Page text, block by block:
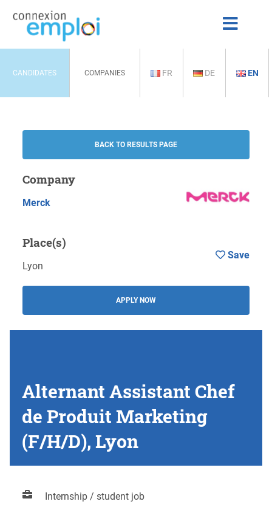
CANDIDATES COMPANIES FR DE EN
BACK TO RESULTS PAGE
Company
Merck
Place(s)
Lyon
APPLY NOW
Save
Alternant Assistant Chef
de Produit Marketing
(F/H/D), Lyon
Internship / student job